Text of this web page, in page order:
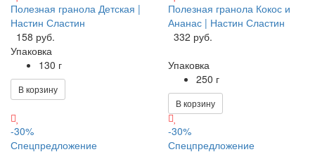
Полезная гранола Детская |
Настин Сластин
158 руб.
Упаковка
130 г
В корзину
Полезная гранола Кокос и
Ананас | Настин Сластин
332 руб.
Упаковка
250 г
В корзину
-30%
Спецпредложение
-30%
Спецпредложение